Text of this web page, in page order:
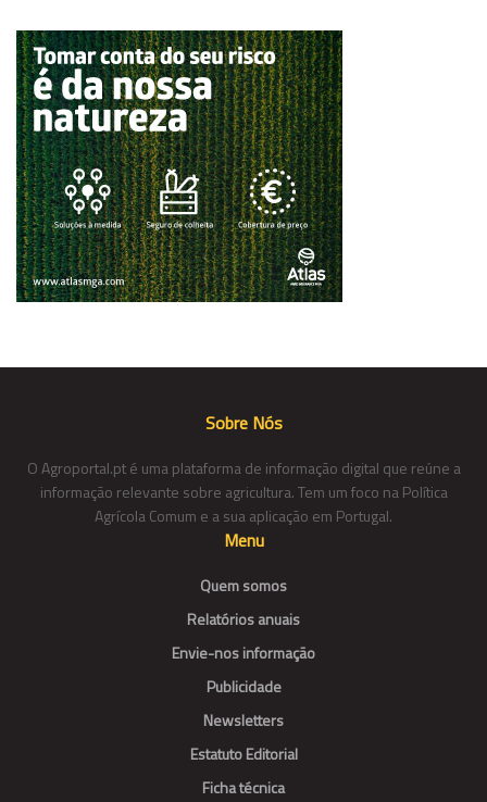
Sobre Nós
O Agroportal.pt é uma plataforma de informação digital que reúne a
informação relevante sobre agricultura. Tem um foco na Política
Agrícola Comum e a sua aplicação em Portugal.
Menu
Quem somos
Relatórios anuais
Envie-nos informação
Publicidade
Newsletters
Estatuto Editorial
Ficha técnica